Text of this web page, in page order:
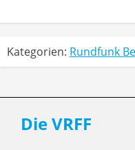
Kategorien: Rundfunk
Die VRFF